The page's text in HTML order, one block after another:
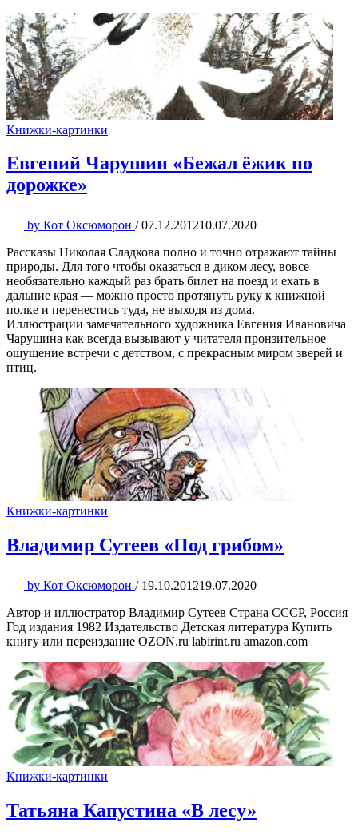
Книжки-картинки
Евгений Чарушин «Бежал ёжик по
дорожке»
by Кот Оксюморон / 07.12.201210.07.2020
Рассказы Николая Сладкова полно и точно отражают тайны
природы. Для того чтобы оказаться в диком лесу, вовсе
необязательно каждый раз брать билет на поезд и ехать в
дальние края — можно просто протянуть руку к книжной
полке и перенестись туда, не выходя из дома.
Иллюстрации замечательного художника Евгения Ивановича
Чарушина как всегда вызывают у читателя пронзительное
ощущение встречи с детством, с прекрасным миром зверей и
птиц.
Книжки-картинки
Владимир Сутеев «Под грибом»
by Кот Оксюморон / 19.10.201219.07.2020
Автор и иллюстратор Владимир Сутеев Страна СССР, Россия
Год издания 1982 Издательство Детская литература Купить
книгу или переиздание OZON.ru labirint.ru amazon.com
Книжки-картинки
Татьяна Капустина «В лесу»